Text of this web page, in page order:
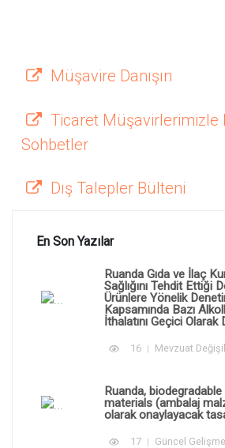
Müşavire Danışın
Ticaret Müşavirlerimizle
Sohbetler
Dış Talepler Bülteni
En Son Yazılar
Ruanda Gıda ve İlaç
Sağlığını Tehdit Ettiği
Ürünlere Yönelik
Kapsamında Bazı
İthalatını Geçici Olarak
16 Mevzuat
Ruanda,
materials (ambalaj
olarak onaylayacak
17 Güncel